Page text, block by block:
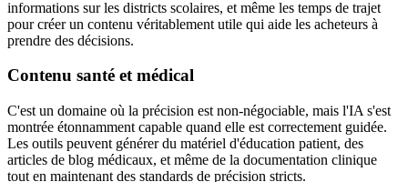
informations sur les districts scolaires, et même les temps de trajet
pour créer un contenu véritablement utile qui aide les acheteurs à
prendre des décisions.
Contenu santé et médical
C'est un domaine où la précision est non-négociable, mais l'IA s'est
montrée étonnamment capable quand elle est correctement guidée.
Les outils peuvent générer du matériel d'éducation patient, des
articles de blog médicaux, et même de la documentation clinique
tout en maintenant des standards de précision stricts.